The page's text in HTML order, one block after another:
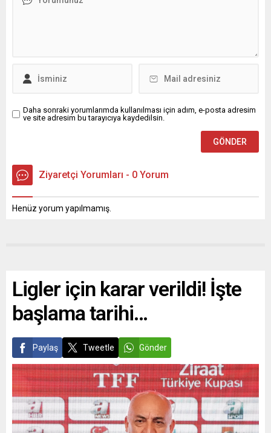
Daha sonraki yorumlarımda kullanılması için adım, e-posta adresim
ve site adresim bu tarayıcıya kaydedilsin.
Ziyaretçi Yorumları - 0 Yorum
Henüz yorum yapılmamış.
Ligler için karar verildi! İşte
başlama tarihi…
Paylaş Tweetle Gönder